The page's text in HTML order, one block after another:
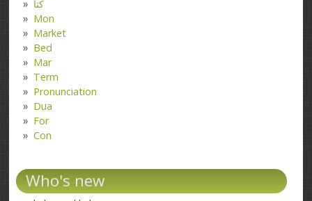
کتا
Mon
Market
Bed
Mar
Term
Pronunciation
Dua
For
Con
Who's new